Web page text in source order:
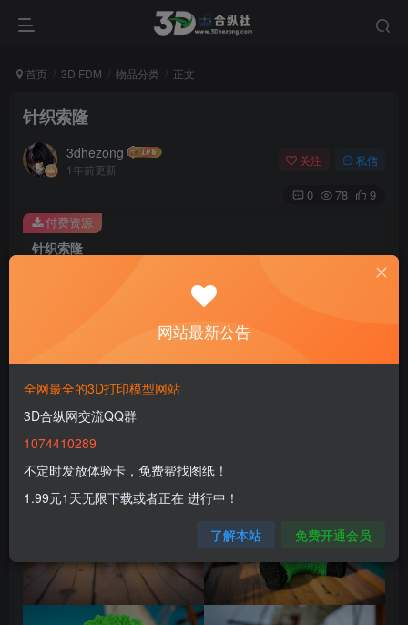
首页 3D FDM 物品分类 正文
针织索隆
3dhezong
1年前更新
关注 私信
0 78 9
针织索隆
100
免费
付费资源
网站最新公告
全网最全的3D打印模型网站
3D合纵网交流QQ群
1074410289
不定时发放体验卡，免费帮找图纸！
1.99元1天无限下载或者正在 进行中！
了解本站 免费开通会员